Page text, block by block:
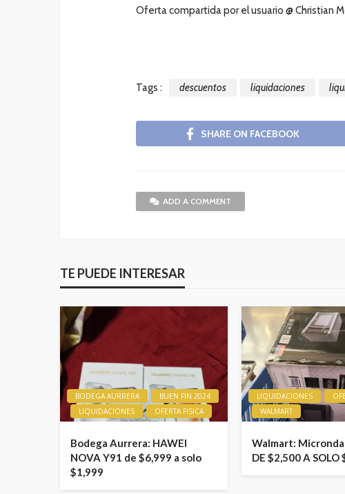
Oferta compartida por el usuario @ Christian
Tags : descuentos liquidaciones
SHARE ON FACEBOOK
ADD A COMMENT
TE PUEDE INTERESAR
BODEGA AURRERA
BUEN FIN 2024
LIQUIDACIONES
OFERTA FISICA
Bodega Aurrera: HAWEI
NOVA Y91 de $6,999 a solo
$1,999
LIQUIDACIONES
WALMART
Walmart:
DE $2,500 A SOLO